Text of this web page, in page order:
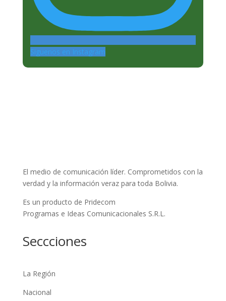
Siguenos en Instagram
El medio de comunicación líder. Comprometidos con la
verdad y la información veraz para toda Bolivia.
Es un producto de Pridecom
Programas e Ideas Comunicacionales S.R.L.
Seccciones
La Región
Nacional